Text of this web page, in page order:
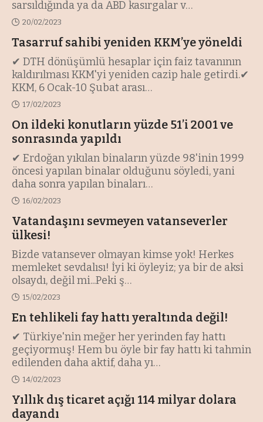
sarsıldığında ya da ABD kasırgalar v…
20/02/2023
Tasarruf sahibi yeniden KKM’ye yöneldi
✔ DTH dönüşümlü hesaplar için faiz tavanının
kaldırılması KKM'yi yeniden cazip hale getirdi.✔
KKM, 6 Ocak-10 Şubat arası…
17/02/2023
On ildeki konutların yüzde 51’i 2001 ve
sonrasında yapıldı
✔ Erdoğan yıkılan binaların yüzde 98'inin 1999
öncesi yapılan binalar olduğunu söyledi, yani
daha sonra yapılan binaları…
16/02/2023
Vatandaşını sevmeyen vatanseverler
ülkesi!
Bizde vatansever olmayan kimse yok! Herkes
memleket sevdalısı! İyi ki öyleyiz; ya bir de aksi
olsaydı, değil mi...Peki ş…
15/02/2023
En tehlikeli fay hattı yeraltında değil!
✔ Türkiye'nin meğer her yerinden fay hattı
geçiyormuş! Hem bu öyle bir fay hattı ki tahmin
edilenden daha aktif, daha yı…
14/02/2023
Yıllık dış ticaret açığı 114 milyar dolara
dayandı